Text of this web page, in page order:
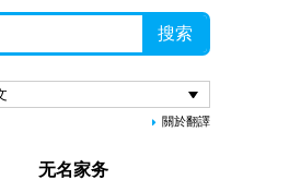
搜索
關於翻譯
无名家务